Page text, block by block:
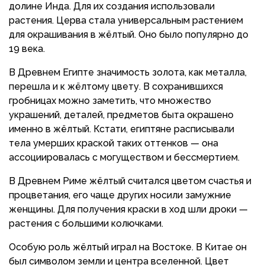
долине Инда. Для их создания использовали
растения. Церва стала универсальным растением
для окрашивания в жёлтый. Оно было популярно до
19 века.
В Древнем Египте значимость золота, как металла,
перешла и к жёлтому цвету. В сохранившихся
гробницах можно заметить, что множество
украшений, деталей, предметов быта окрашено
именно в жёлтый. Кстати, египтяне расписывали
тела умерших краской таких оттенков — она
ассоциировалась с могуществом и бессмертием.
В Древнем Риме жёлтый считался цветом счастья и
процветания, его чаще других носили замужние
женщины. Для получения краски в ход шли дроки —
растения с большими колючками.
Особую роль жёлтый играл на Востоке. В Китае он
был символом земли и центра вселенной. Цвет